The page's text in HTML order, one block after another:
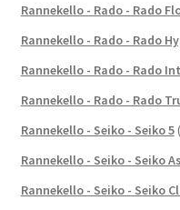
Rannekello - Rado - Rado
Rannekello - Rado - Rado
Rannekello - Rado - Rado
Rannekello - Rado - Rado
Rannekello - Seiko - Seiko 5
Rannekello - Seiko - Seiko
Rannekello - Seiko - Seiko